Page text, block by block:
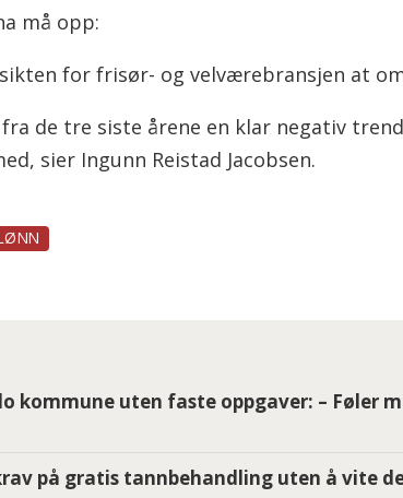
må opp:
for frisør- og velværebransjen at
de tre siste årene en klar negativ
sier Ingunn Reistad Jacobsen.
kommune uten faste oppgaver: – Føler
på gratis tannbehandling uten å vite